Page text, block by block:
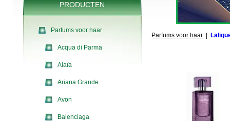
PRODUCTEN
Parfums voor haar
Acqua di Parma
Alaïa
Ariana Grande
Avon
Balenciaga
Parfums voor haar